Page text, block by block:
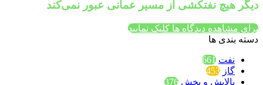
دیگر هیچ نفتکشی از مسیر عمانی عبور نمی‌کند
برای مشاهده دیدگاه ها کلیک نمایید
دسته بندی ها
نفت 661
گاز 453
پالایش و پخش 376